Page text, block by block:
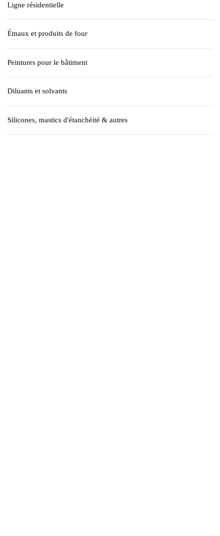
Ligne résidentielle
Émaux et produits de four
Peintures pour le bâtiment
Diluants et solvants
Silicones, mastics d'étanchéité & autres